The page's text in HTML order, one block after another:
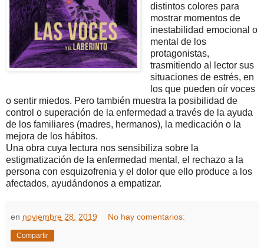
distintos colores para
mostrar momentos de
inestabilidad emocional o
mental de los
protagonistas,
trasmitiendo al lector sus
situaciones de estrés, en
los que pueden oír voces
o sentir miedos. Pero también muestra la posibilidad de
control o superación de la enfermedad a través de la ayuda
de los familiares (madres, hermanos), la medicación o la
mejora de los hábitos.
Una obra cuya lectura nos sensibiliza sobre la
estigmatización de la enfermedad mental, el rechazo a la
persona con esquizofrenia y el dolor que ello produce a los
afectados, ayudándonos a empatizar.
en noviembre 28, 2019 No hay comentarios:
Compartir